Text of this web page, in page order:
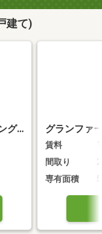
建て)
グランファーレ伏見アクアスプリングス
賃料
間取り
専有面積